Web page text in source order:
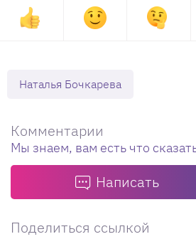
Наталья Бочкарева
Комментарии
Мы знаем, вам есть что
Написать
Поделиться ссылкой